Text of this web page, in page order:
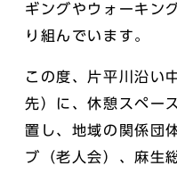
ギングやウォーキン
り組んでいます。
この度、片平川沿い
先）に、休憩スペー
置し、地域の関係団
ブ（老人会）、麻生